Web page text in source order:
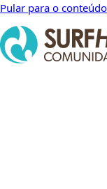
Pular para o